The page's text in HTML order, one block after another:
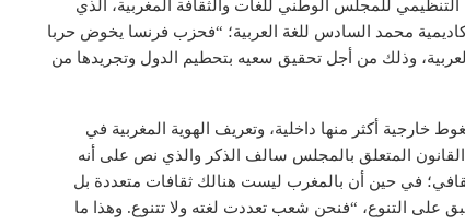
للمجلس الوطني للغات والثقافة المغربية، الذي
محمد السادس للغة العربية؛ “فحزب فرنسا يخوض حربا
وذلك من أجل تحقيق سعيه بتحطيم الدول وتجريدها من
خارجية أكثر منها داخلية، وتعريف الهوية المغربية في
المتعلق بالمجلس سالف الذكر والذي نص على أنه
في حين أن بالمغرب ليست هنالك ثقافات متعددة بل
على التنوع، “فنحن شعب تعددت لغته ولا تتنوع. وهذا ما